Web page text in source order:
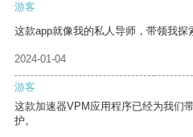
游客
这款app就像我的私人导师，带领我探
2024-01-04
游客
这款加速器VPM应用程序已经为我们
护。